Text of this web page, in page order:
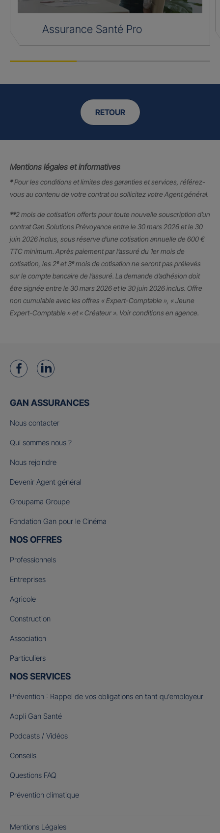
Assurance Santé Pro
RETOUR
Mentions légales et informatives
*Pour les conditions et limites des garanties et services, référez-
vous au contenu de votre contrat ou sollicitez votre Agent général.
**2 mois de cotisation offerts pour toute nouvelle souscription d’un
contrat Gan Solutions Prévoyance entre le 30 mars 2026 et le 30
juin 2026 inclus, sous réserve d’une cotisation annuelle de 600 €
TTC minimum. Après paiement par l’assuré du 1er mois de
cotisation, les 2ᵉ et 3ᵉ mois de cotisation ne seront pas prélevés
sur le compte bancaire de l’assuré. La demande d’adhésion doit
être signée entre le 30 mars 2026 et le 30 juin 2026 inclus. Offre
non cumulable avec les offres « Expert-Comptable », « Jeune
Expert-Comptable » et « Créateur ». Voir conditions en agence.
GAN ASSURANCES
Nous contacter
Qui sommes nous ?
Nous rejoindre
Devenir Agent général
Groupama Groupe
Fondation Gan pour le Cinéma
NOS OFFRES
Professionnels
Entreprises
Agricole
Construction
Association
Particuliers
NOS SERVICES
Prévention : Rappel de vos obligations en tant qu’employeur
Appli Gan Santé
Podcasts / Vidéos
Conseils
Questions FAQ
Prévention climatique
Mentions Légales